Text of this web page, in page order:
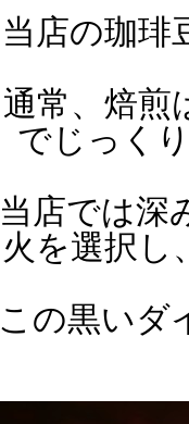
当店の珈琲
通常、焙煎
でじっく
当店では深
火を選択し
この黒いダ